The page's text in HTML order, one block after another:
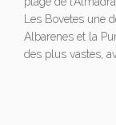
Les Bovetes une
Albarenes et la
des plus vastes,